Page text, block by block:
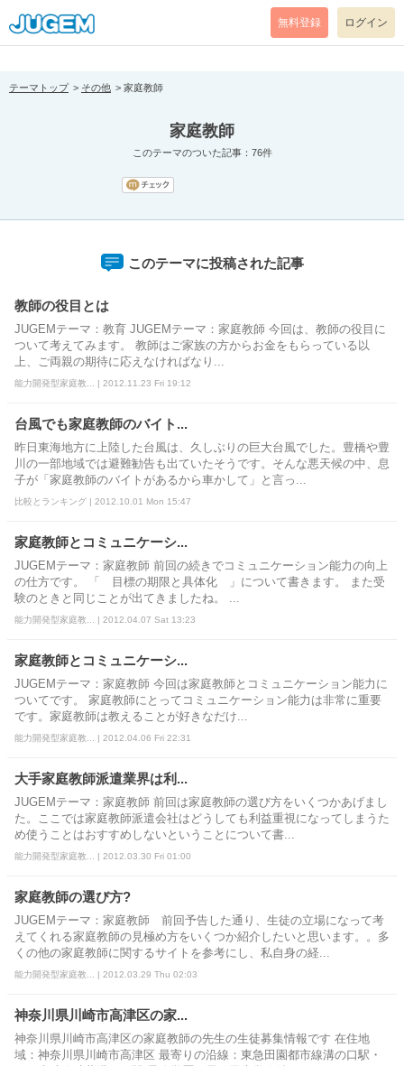
[pear_error: message="Success" code=0 mode=return level=notice
prefix="" info=""]
無料登録 ログイン
テーマトップ その他 家庭教師
家庭教師
このテーマのついた記事：76件
このテーマに投稿された記事
教師の役目とは
JUGEMテーマ：教育 JUGEMテーマ：家庭教師 今回は、教師の役目に
ついて考えてみます。 教師はご家族の方からお金をもらっている以
上、ご両親の期待に応えなければなり...
能力開発型家庭教... | 2012.11.23 Fri 19:12
台風でも家庭教師のバイト...
昨日東海地方に上陸した台風は、久しぶりの巨大台風でした。豊橋や豊
川の一部地域では避難勧告も出ていたそうです。そんな悪天候の中、息
子が「家庭教師のバイトがあるから車かして」と言っ...
比較とランキング | 2012.10.01 Mon 15:47
家庭教師とコミュニケーシ...
JUGEMテーマ：家庭教師 前回の続きでコミュニケーション能力の向上
の仕方です。 「 目標の期限と具体化 」について書きます。 また受
験のときと同じことが出てきましたね。 ...
能力開発型家庭教... | 2012.04.07 Sat 13:23
家庭教師とコミュニケーシ...
JUGEMテーマ：家庭教師 今回は家庭教師とコミュニケーション能力に
ついてです。 家庭教師にとってコミュニケーション能力は非常に重要
です。家庭教師は教えることが好きなだけ...
能力開発型家庭教... | 2012.04.06 Fri 22:31
大手家庭教師派遣業界は利...
JUGEMテーマ：家庭教師 前回は家庭教師の選び方をいくつかあげまし
た。ここでは家庭教師派遣会社はどうしても利益重視になってしまうた
め使うことはおすすめしないということについて書...
能力開発型家庭教... | 2012.03.30 Fri 01:00
家庭教師の選び方?
JUGEMテーマ：家庭教師 前回予告した通り、生徒の立場になって考
えてくれる家庭教師の見極め方をいくつか紹介したいと思います。。多
くの他の家庭教師に関するサイトを参考にし、私自身の経...
能力開発型家庭教... | 2012.03.29 Thu 02:03
神奈川県川崎市高津区の家...
神奈川県川崎市高津区の家庭教師の先生の生徒募集情報です 在住地
域：神奈川県川崎市高津区 最寄りの沿線：東急田園都市線溝の口駅・